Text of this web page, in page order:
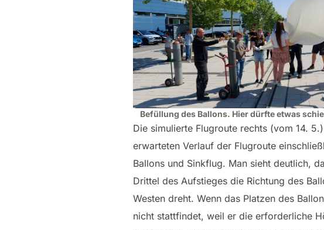
Befüllung des Ballons. Hier dürfte etwas
Die simulierte Flugroute rechts (vom 14.
erwarteten Verlauf der Flugroute
Ballons und Sinkflug. Man sieht deutlich,
Drittel des Aufstieges die Richtung des
Westen dreht. Wenn das Platzen des
nicht stattfindet, weil er die erforderliche